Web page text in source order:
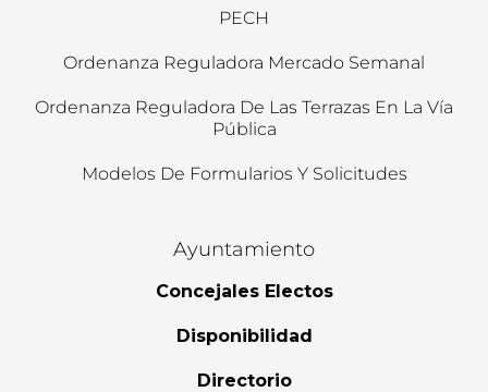
PECH
Ordenanza Reguladora Mercado Semanal
Ordenanza Reguladora De Las Terrazas En La Vía
Pública
Modelos De Formularios Y Solicitudes
Ayuntamiento
Concejales Electos
Disponibilidad
Directorio